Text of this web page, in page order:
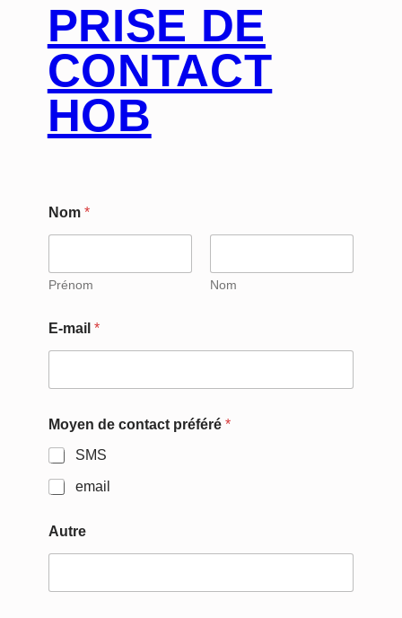
PRISE DE
CONTACT
HOB
Nom *
Prénom Nom
E-mail *
Moyen de contact préféré *
SMS
email
*
n
Autre